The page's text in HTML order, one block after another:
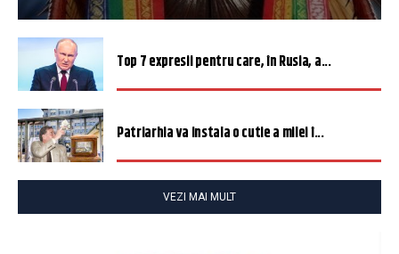
Top 7 expresii pentru care, în Rusia, a...
Patriarhia va instala o cutie a milei î...
VEZI MAI MULT